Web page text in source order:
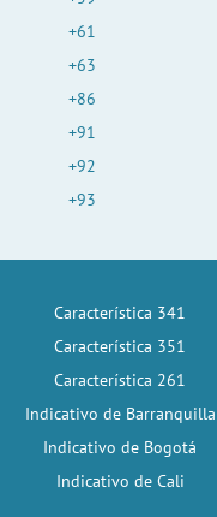
+61
+63
+86
+91
+92
+93
Característica 341
Característica 351
Característica 261
Indicativo de Barranquilla
Indicativo de Bogotá
Indicativo de Cali